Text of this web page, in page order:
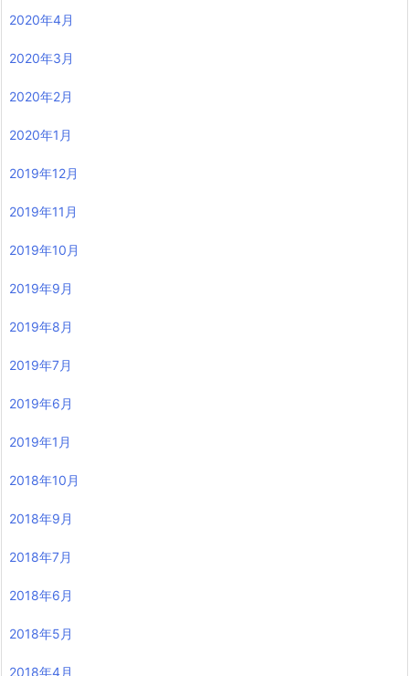
2020年4月
2020年3月
2020年2月
2020年1月
2019年12月
2019年11月
2019年10月
2019年9月
2019年8月
2019年7月
2019年6月
2019年1月
2018年10月
2018年9月
2018年7月
2018年6月
2018年5月
2018年4月